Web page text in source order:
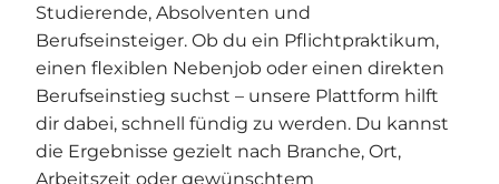
Studierende, Absolventen und
Berufseinsteiger. Ob du ein Pflichtpraktikum,
einen flexiblen Nebenjob oder einen direkten
Berufseinstieg suchst – unsere Plattform hilft
dir dabei, schnell fündig zu werden. Du kannst
die Ergebnisse gezielt nach Branche, Ort,
Arbeitszeit oder gewünschtem